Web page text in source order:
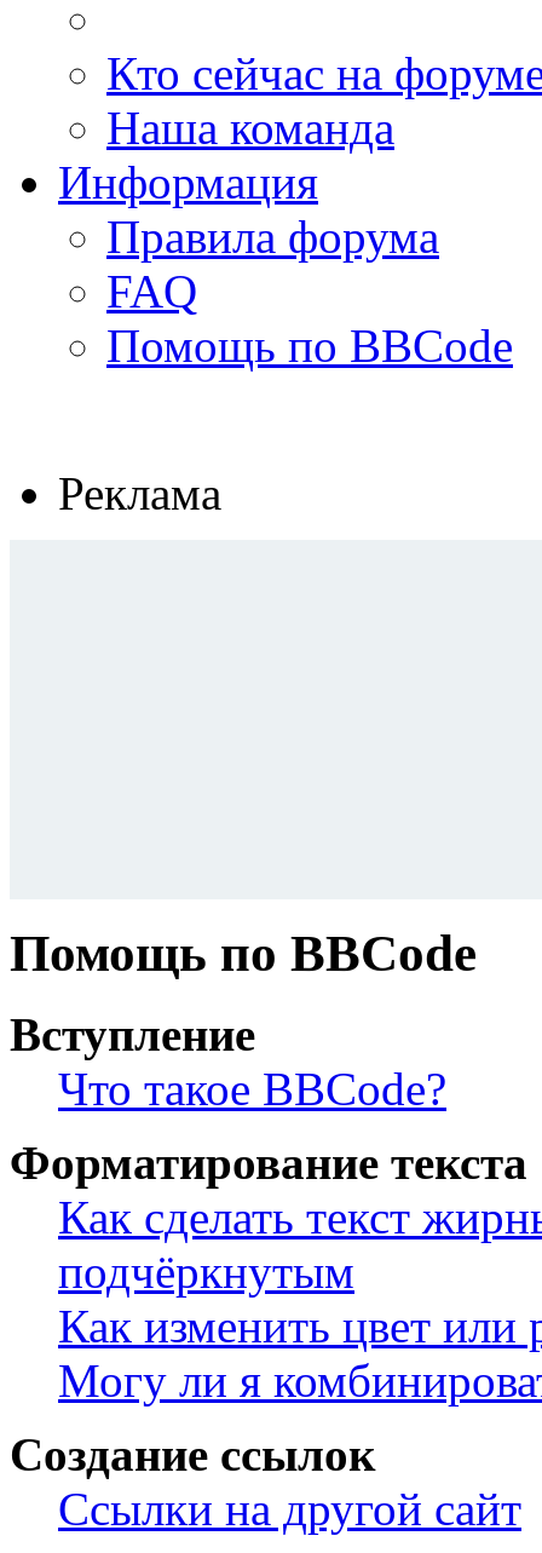
Кто сейчас на
Наша команда
Информация
Правила форума
FAQ
Помощь по BBCode
Реклама
Помощь по BBCode
Вступление
Что такое BBCode?
Форматирование текста
Как сделать текст
подчёркнутым
Как изменить цвет или
Могу ли я
Создание ссылок
Ссылки на другой сайт